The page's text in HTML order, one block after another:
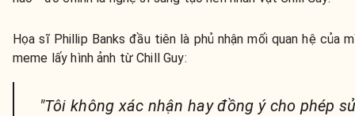
Họa sĩ Phillip Banks đầu tiên là phủ nhận mối quan hệ của
meme lấy hình ảnh từ Chill Guy:
"Tôi không xác nhận hay đồng ý cho phép